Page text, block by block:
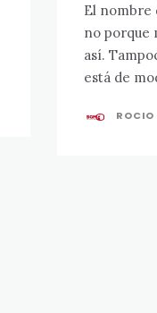
El nombre
no porque
así.
está de
ROCIO